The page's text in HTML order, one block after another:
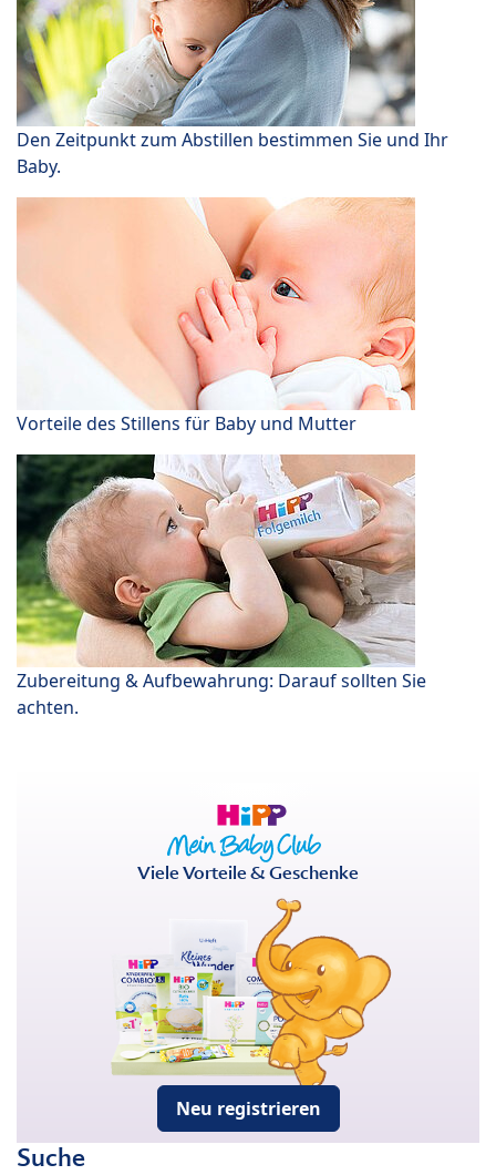
Den Zeitpunkt zum Abstillen bestimmen Sie und Ihr
Baby.
Vorteile des Stillens für Baby und Mutter
Zubereitung & Aufbewahrung: Darauf sollten Sie
achten.
Viele Vorteile & Geschenke
Neu registrieren
Suche